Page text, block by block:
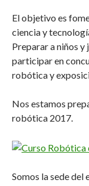
El objetivo es
ciencia y
Preparar a niños
participar en
robótica y
Nos estamos
robótica 2017.
Somos la sede